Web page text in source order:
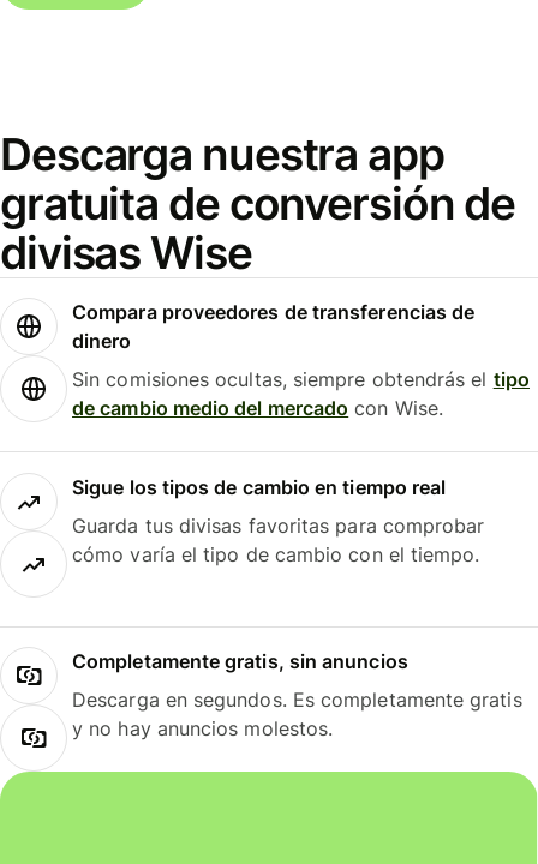
Descarga nuestra app
gratuita de conversión de
divisas Wise
Compara proveedores de transferencias de
dinero
Sin comisiones ocultas, siempre obtendrás el tipo
de cambio medio del mercado con Wise.
Sigue los tipos de cambio en tiempo real
Guarda tus divisas favoritas para comprobar
cómo varía el tipo de cambio con el tiempo.
Completamente gratis, sin anuncios
Descarga en segundos. Es completamente gratis
y no hay anuncios molestos.